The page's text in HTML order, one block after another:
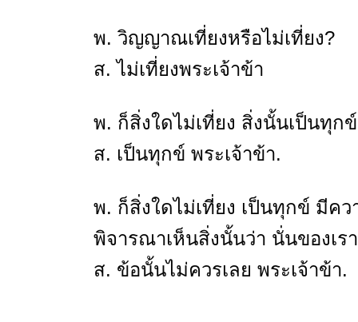
พ. วิญญาณเที่ยงหรือไม่เที่ยง?
ส. ไม่เที่ยงพระเจ้าข้า
พ. ก็สิ่งใดไม่เที่ยง สิ่งนั้นเป็นทุก
ส. เป็นทุกข์ พระเจ้าข้า.
พ. ก็สิ่งใดไม่เที่ยง เป็นทุกข์ มีค
พิจารณาเห็นสิ่งนั้นว่า นั่นของเร
ส. ข้อนั้นไม่ควรเลย พระเจ้าข้า.